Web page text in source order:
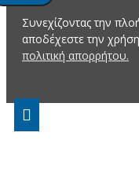
Συνεχίζοντας την
αποδέχεστε την
πολιτική απορρήτου.